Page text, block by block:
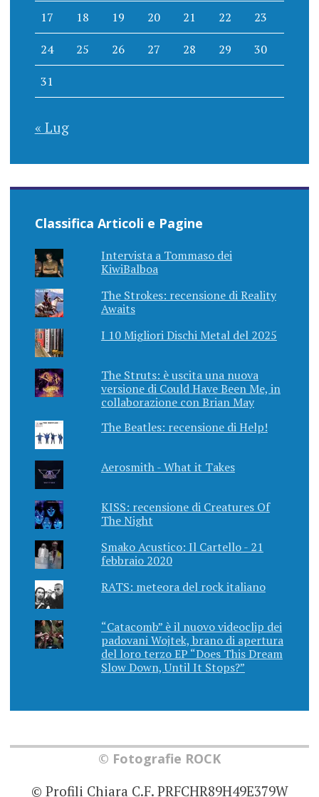
17 18 19 20 21 22 23
24 25 26 27 28 29 30
31
« Lug
Classifica Articoli e Pagine
Intervista a Tommaso dei
KiwiBalboa
The Strokes: recensione di Reality
Awaits
I 10 Migliori Dischi Metal del 2025
The Struts: è uscita una nuova
versione di Could Have Been Me, in
collaborazione con Brian May
The Beatles: recensione di Help!
Aerosmith - What it Takes
KISS: recensione di Creatures Of
The Night
Smako Acustico: Il Cartello - 21
febbraio 2020
RATS: meteora del rock italiano
“Catacomb” è il nuovo videoclip dei
padovani Wojtek, brano di apertura
del loro terzo EP “Does This Dream
Slow Down, Until It Stops?”
© Fotografie ROCK
© Profili Chiara C.F. PRFCHR89H49E379W